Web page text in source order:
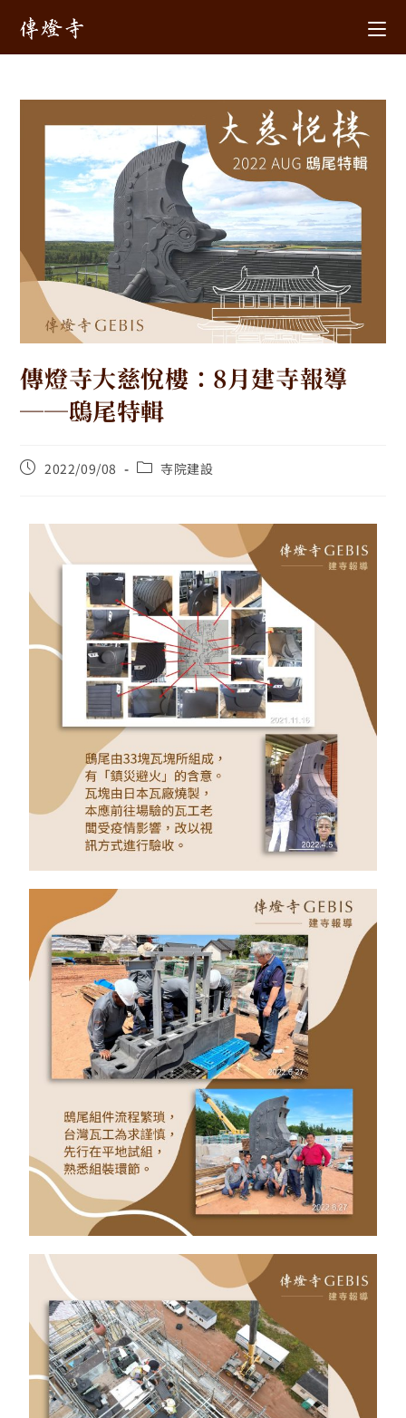
傳燈寺大慈悅樓：8月建寺報導
──鴟尾特輯
2022/09/08 寺院建設